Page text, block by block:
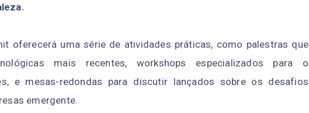
oferecerá uma série de atividades práticas, como palestras que
mais recentes, workshops especializados para o
e mesas-redondas para discutir lançados sobre os desafios
emergente.